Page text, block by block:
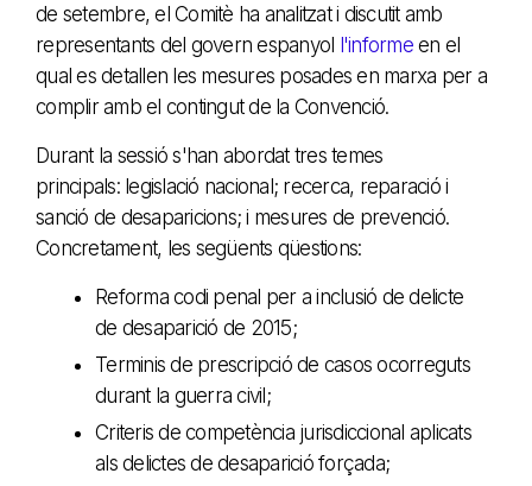
de setembre, el Comitè ha analitzat i discutit amb
representants del govern espanyol l'informeen el
qual es detallen les mesures posades en marxa per a
complir amb el contingut de la Convenció.
Durant la sessió s'han abordat tres temes
principals: legislació nacional; recerca, reparació i
sanció de desaparicions; i mesures de prevenció.
Concretament, les següents qüestions:
Reforma codi penal per a inclusió de delicte
de desaparició de 2015;
Terminis de prescripció de casos ocorreguts
durant la guerra civil;
Criteris de competència jurisdiccional aplicats
als delictes de desaparició forçada;